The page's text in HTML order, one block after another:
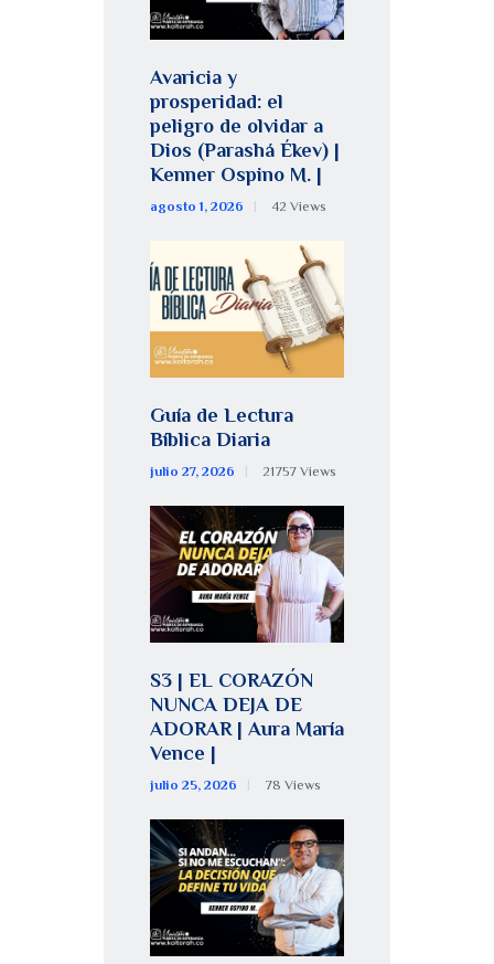
Avaricia y
prosperidad: el
peligro de olvidar a
Dios (Parashá Ékev) |
Kenner Ospino M. |
agosto 1, 2026 42 Views
Guía de Lectura
Bíblica Diaria
julio 27, 2026 21757 Views
S3 | EL CORAZÓN
NUNCA DEJA DE
ADORAR | Aura María
Vence |
julio 25, 2026 78 Views